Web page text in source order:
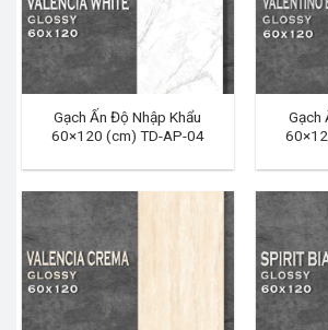
Gạch Ấn Độ Nhập Khẩu
60×120 (cm) TD-AP-04
Gạch